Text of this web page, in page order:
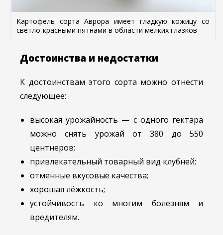
Картофель сорта Аврора имеет гладкую кожицу со
светло-красными пятнами в области мелких глазков
Достоинства и недостатки
К достоинствам этого сорта можно отнести
следующее:
высокая урожайность — с одного гектара
можно снять урожай от 380 до 550
центнеров;
привлекательный товарный вид клубней;
отменные вкусовые качества;
хорошая лёжкость;
устойчивость ко многим болезням и
вредителям.